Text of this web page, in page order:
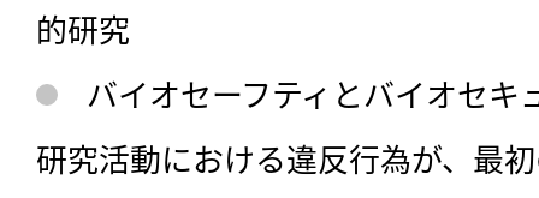
的研究
バイオセーフティとバイオセキ
研究活動における違反行為が、最